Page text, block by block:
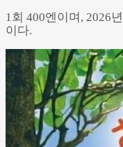
1회 400엔이며, 2026
이다.